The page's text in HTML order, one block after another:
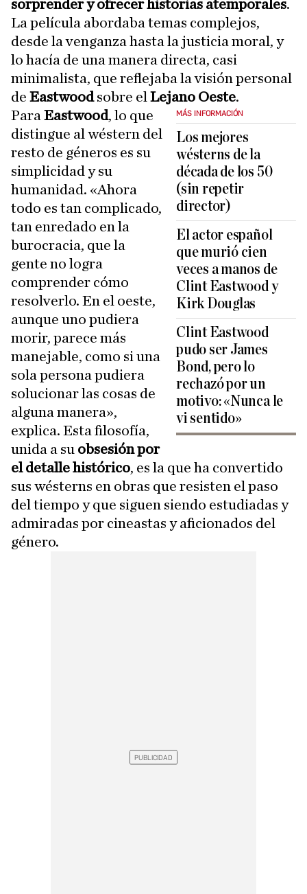
sorprender y ofrecer historias atemporales.
La película abordaba temas complejos,
desde la venganza hasta la justicia moral, y
lo hacía de una manera directa, casi
minimalista, que reflejaba la visión personal
de Eastwoodsobre el Lejano Oeste.
MÁS INFORMACIÓN
Los mejores
wésterns de la
década de los 50
(sin repetir
director)
El actor español
que murió cien
veces a manos de
Clint Eastwood y
Kirk Douglas
Clint Eastwood
pudo ser James
Bond, pero lo
rechazó por un
motivo: «Nunca le
vi sentido»
Para Eastwood, lo que
distingue al wéstern del
resto de géneros es su
simplicidad y su
humanidad. «Ahora
todo es tan complicado,
tan enredado en la
burocracia, que la
gente no logra
comprender cómo
resolverlo. En el oeste,
aunque uno pudiera
morir, parece más
manejable, como si una
sola persona pudiera
solucionar las cosas de
alguna manera»,
explica. Esta filosofía,
unida a su obsesión por
el detalle histórico, es la que ha convertido
sus wésterns en obras que resisten el paso
del tiempo y que siguen siendo estudiadas y
admiradas por cineastas y aficionados del
género.